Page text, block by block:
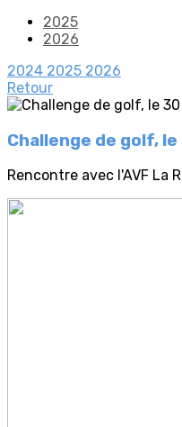
2025
2026
2024 2025 2026
Retour
Challenge de golf,
Rencontre avec l'AVF La